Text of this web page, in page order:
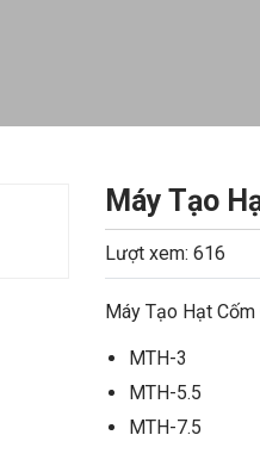
Máy Tạo
Lượt xem: 616
Máy Tạo Hạt
MTH-3
MTH-5.5
MTH-7.5